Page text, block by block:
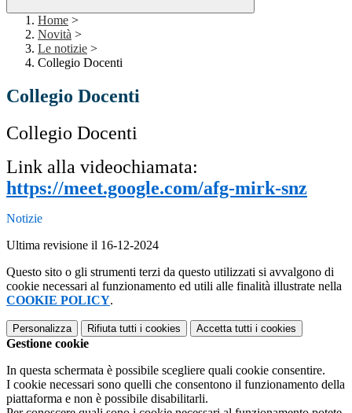
Home >
Novità >
Le notizie >
Collegio Docenti
Collegio Docenti
Collegio Docenti
Link alla videochiamata:
https://meet.google.com/afg-mirk-snz
Notizie
Ultima revisione il 16-12-2024
Questo sito o gli strumenti terzi da questo utilizzati si avvalgono di
cookie necessari al funzionamento ed utili alle finalità illustrate nella
COOKIE POLICY.
Personalizza Rifiuta tutti i cookies Accetta tutti i cookies
Gestione cookie
In questa schermata è possibile scegliere quali cookie consentire.
I cookie necessari sono quelli che consentono il funzionamento della
piattaforma e non è possibile disabilitarli.